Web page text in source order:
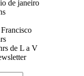
de janeiro
de L a V